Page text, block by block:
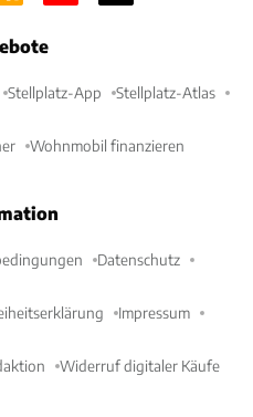
Stellplatz-App Stellplatz-Atlas
Wohnmobil finanzieren
Datenschutz
Impressum
Widerruf digitaler Käufe